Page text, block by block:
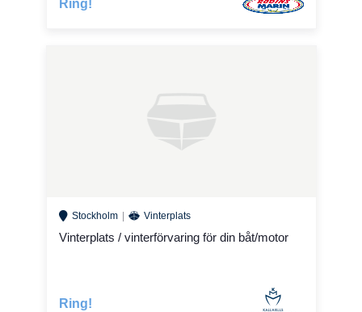
Ring!
Stockholm Vinterplats
Vinterplats / vinterförvaring för din båt/motor
Ring!